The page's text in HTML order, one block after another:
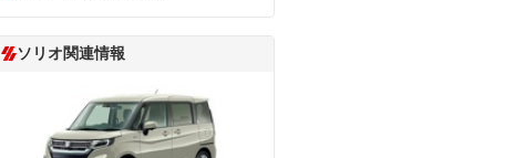
ソリオ関連情報